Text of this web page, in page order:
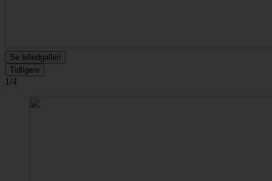
Se billedgalleri
Tidligere
1/4